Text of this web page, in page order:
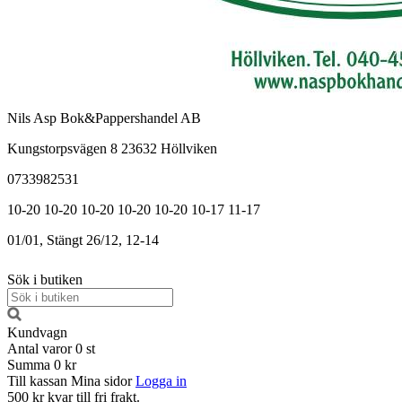
Nils Asp Bok&Pappershandel AB
Kungstorpsvägen 8 23632 Höllviken
0733982531
10-20 10-20 10-20 10-20 10-20 10-17 11-17
01/01, Stängt 26/12, 12-14
Sök i butiken
Kundvagn
Antal varor 0 st
Summa 0 kr
Till kassan Mina sidor Logga in
500 kr kvar till fri frakt.